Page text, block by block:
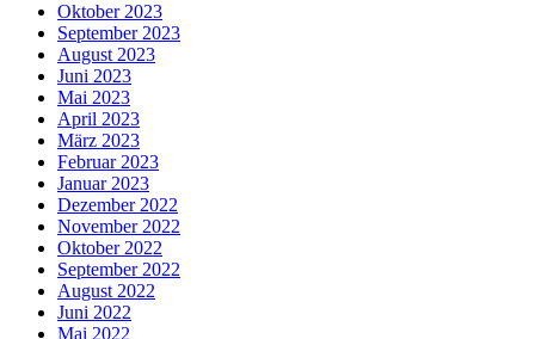
Oktober 2023
September 2023
August 2023
Juni 2023
Mai 2023
April 2023
März 2023
Februar 2023
Januar 2023
Dezember 2022
November 2022
Oktober 2022
September 2022
August 2022
Juni 2022
Mai 2022